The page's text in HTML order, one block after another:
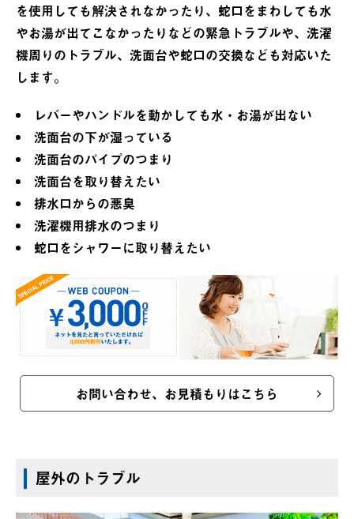
を使用しても解決されなかったり、蛇口をまわしても水
やお湯が出てこなかったりなどの緊急トラブルや、洗濯
機周りのトラブル、洗面台や蛇口の交換なども対応いた
します。
レバーやハンドルを動かしても水・お湯が出ない
洗面台の下が湿っている
洗面台のパイプのつまり
洗面台を取り替えたい
排水口からの悪臭
洗濯機用排水のつまり
蛇口をシャワーに取り替えたい
お問い合わせ、お見積もりはこちら
屋外のトラブル